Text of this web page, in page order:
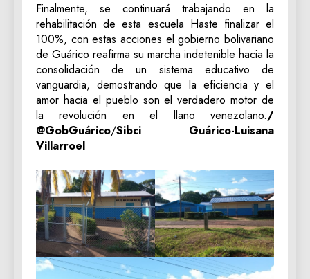
‎Finalmente, se continuará trabajando en la
rehabilitación de esta escuela Haste finalizar el
100%, con estas acciones el gobierno bolivariano
de Guárico reafirma su marcha indetenible hacia la
consolidación de un sistema educativo de
vanguardia, demostrando que la eficiencia y el
amor hacia el pueblo son el verdadero motor de
la revolución en el llano venezolano./
@GobGuárico/‎Sibci Guárico-Luisana
Villarroel